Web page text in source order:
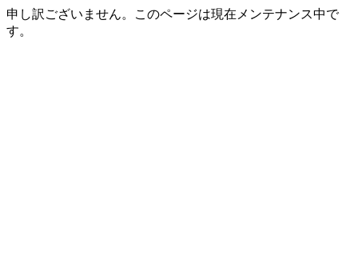
申し訳ございません。このページは現在メンテナンス中で
す。